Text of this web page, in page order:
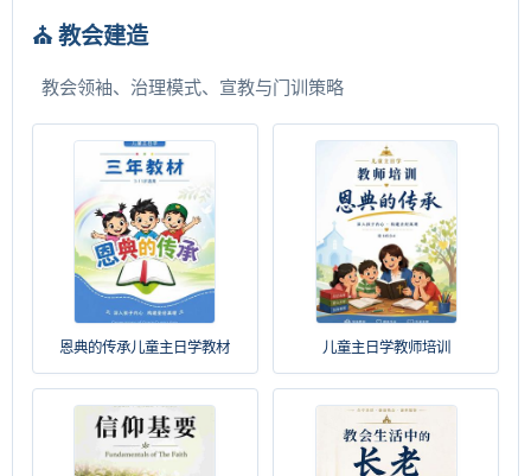
⛪ 教会建造
教会领袖、治理模式、宣教与门训策略
恩典的传承儿童主日学教材 儿童主日学教师培训